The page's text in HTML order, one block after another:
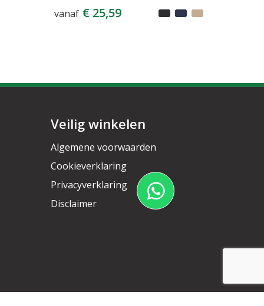
vanaf € 25,59
Veilig winkelen
Algemene voorwaarden
Cookieverklaring
Privacyverklaring
Disclaimer